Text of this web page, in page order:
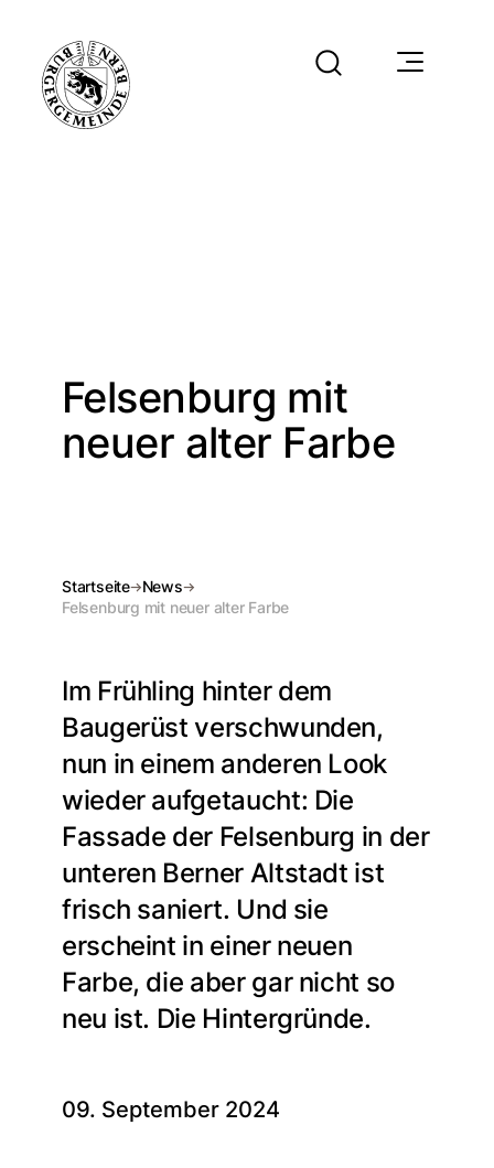
Felsenburg mit
neuer alter Farbe
Startseite
News
Felsenburg mit neuer alter Farbe
Im Frühling hinter dem
Baugerüst verschwunden,
nun in einem anderen Look
wieder aufgetaucht: Die
Fassade der Felsenburg in der
unteren Berner Altstadt ist
frisch saniert. Und sie
erscheint in einer neuen
Farbe, die aber gar nicht so
neu ist. Die Hintergründe.
09. September 2024